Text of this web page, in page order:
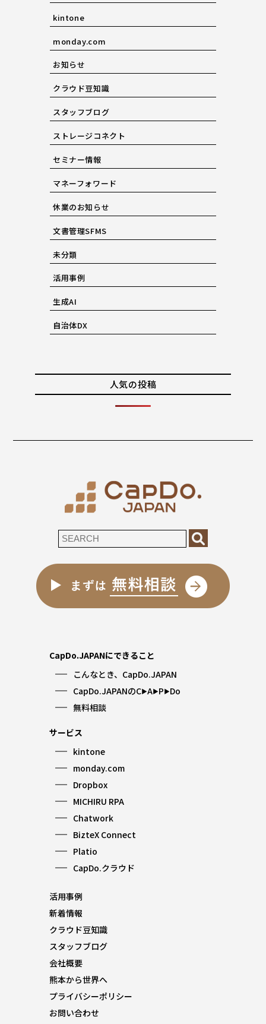
kintone
monday.com
お知らせ
クラウド豆知識
スタッフブログ
ストレージコネクト
セミナー情報
マネーフォワード
休業のお知らせ
文書管理SFMS
未分類
活用事例
生成AI
自治体DX
人気の投稿
CapDo.JAPANにできること
こんなとき、CapDo.JAPAN
CapDo.JAPANのC▶︎A▶︎P▶︎Do
無料相談
サービス
kintone
monday.com
Dropbox
MICHIRU RPA
Chatwork
BizteX Connect
Platio
CapDo.クラウド
活用事例
新着情報
クラウド豆知識
スタッフブログ
会社概要
熊本から世界へ
プライバシーポリシー
お問い合わせ